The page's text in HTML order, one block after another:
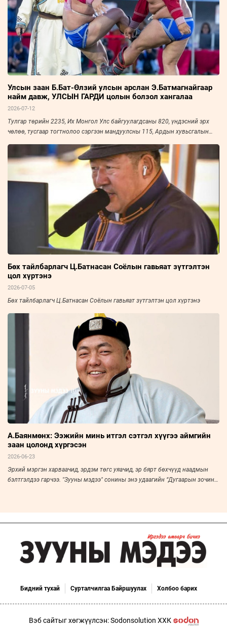
Улсын заан Б.Бат-Өлзий улсын арслан Э.Батмагнайгаар
найм давж, УЛСЫН ГАРДИ цолын болзол хангалаа
2026-07-12
Тулгар төрийн 2235, Их Монгол Улс байгуулагдсаны 820, үндэсний эрх
чөлөө, тусгаар тогтнолоо сэргээн мандуулсны 115, Ардын хувьсгалын
наймын даваа дууслаа. Ховд аймгийн Зэрэг сумын харьяат, "Ховд"
дэвжээ, "Аврагч" спорт хорооны бөх, улсын заан Б.Бат-Өлзий улсын залуу
арслан Э.Батмагнайгаар найм давж, УЛСЫН ГАРДИ цолын болзол
хангалаа.
Бөх тайлбарлагч Ц.Батнасан Соёлын гавьяат зүтгэлтэн
цол хүртэнэ
2026-07-05
Бөх тайлбарлагч Ц.Батнасан Соёлын гавьяат зүтгэлтэн цол хүртэнэ
А.Баянмөнх: Ээжийн минь итгэл сэтгэл хүүгээ аймгийн
заан цолонд хүргэсэн
2026-06-23
Эрхий мэргэн харваачид, эрдэм төгс уяачид, эр бярт бөхчүүд наадмын
бэлтгэлдээ гарчээ. "Зууны мэдээ" сонины энэ удаагийн “Дугаарын зочин”-
Бидний тухай Сурталчилгаа Байршуулах Холбоо барих
Вэб сайтыг хөгжүүлсэн: Sodonsolution ХХК